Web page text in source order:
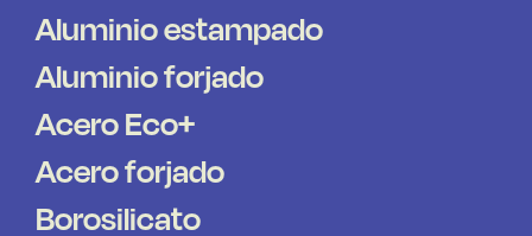
Aluminio estampado
Aluminio forjado
Acero Eco+
Acero forjado
Borosilicato